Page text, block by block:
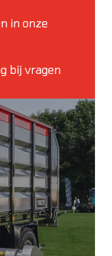
in onze
bij vragen